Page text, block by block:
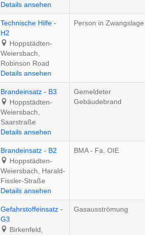
Details ansehen
Technische Hilfe -
H2
Hoppstädten-
Weiersbach,
Robinson Road
Details ansehen
Person in Zwangslage
Brandeinsatz - B3
Hoppstädten-
Weiersbach,
Saarstraße
Details ansehen
Gemeldeter
Gebäudebrand
Brandeinsatz - B2
Hoppstädten-
Weiersbach, Harald-
Fissler-Straße
Details ansehen
BMA - Fa. OIE
Gefahrstoffeinsatz -
G3
Birkenfeld,
Gasausströmung